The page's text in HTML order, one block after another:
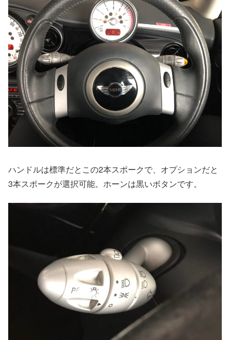
ハンドルは標準だとこの2本スポークで、オプションだと
3本スポークが選択可能。ホーンは黒いボタンです。